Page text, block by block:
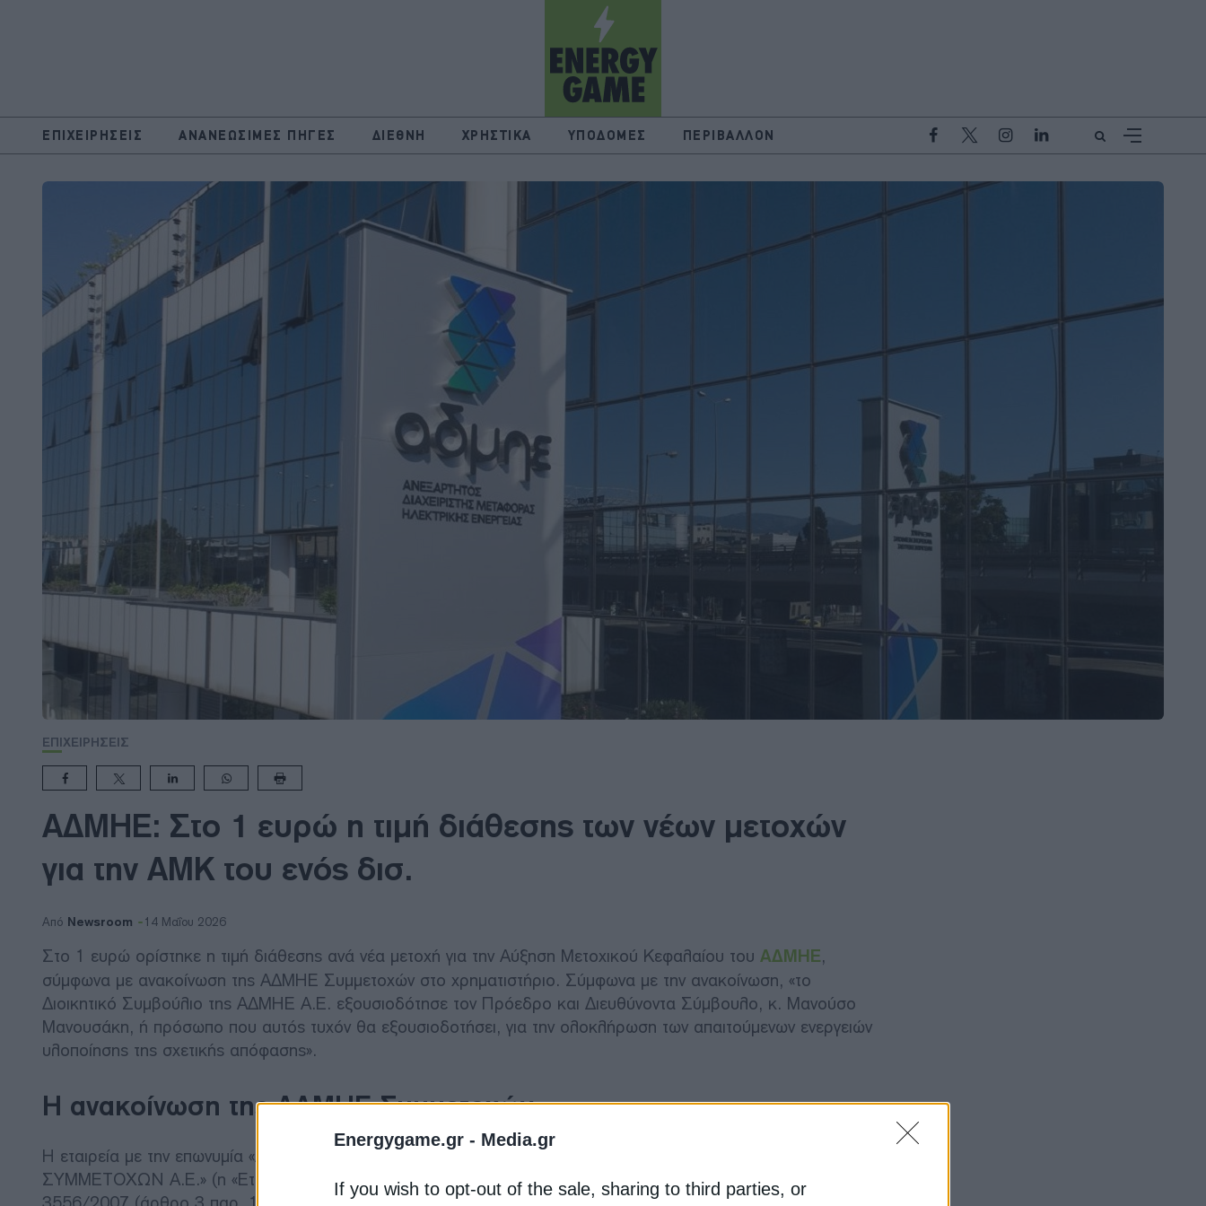
Energygame.gr - Media.gr
If you wish to opt-out of the sale, sharing to third parties, or
ΕΠΙΧΕΙΡΗΣΕΙΣ ΑΝΑΝΕΩΣΙΜΕΣ ΠΗΓΕΣ ΔΙΕΘΝΗ ΧΡΗΣΤΙΚΑ ΥΠΟΔΟΜΕΣ ΠΕΡΙΒΑΛΛΟΝ
ΕΠΙΧΕΙΡΗΣΕΙΣ
ΑΔΜΗΕ: Στο 1 ευρώ η τιμή διάθεσης των νέων μετοχών
για την ΑΜΚ του ενός δισ.
Από Newsroom 14 Μαΐου 2026
Στο 1 ευρώ ορίστηκε η τιμή διάθεσης ανά νέα μετοχή για την Αύξηση Μετοχικού Κεφαλαίου του ΑΔΜΗΕ,
σύμφωνα με ανακοίνωση της ΑΔΜΗΕ Συμμετοχών στο χρηματιστήριο. Σύμφωνα με την ανακοίνωση, «το
Διοικητικό Συμβούλιο της ΑΔΜΗΕ Α.Ε. εξουσιοδότησε τον Πρόεδρο και Διευθύνοντα Σύμβουλο, κ. Μανούσο
Μανουσάκη, ή πρόσωπο που αυτός τυχόν θα εξουσιοδοτήσει, για την ολοκλήρωση των απαιτούμενων ενεργειών
υλοποίησης της σχετικής απόφασης».
Η ανακοίνωση της ΑΔΜΗΕ Συμμετοχών
Η εταιρεία με την επωνυμία «ΑΝΩΝΥΜΗ ΕΤΑΙΡΕΙΑ ΑΔΜΗΕ ΣΥΜΜΕΤΟΧΩΝ» και το διακριτικό τίτλο «ΑΔΜΗΕ
ΣΥΜΜΕΤΟΧΩΝ Α.Ε.» (η «Εταιρεία»), γνωστοποιεί στο επενδυτικό κοινό σύμφωνα με τις διατάξεις του ν.